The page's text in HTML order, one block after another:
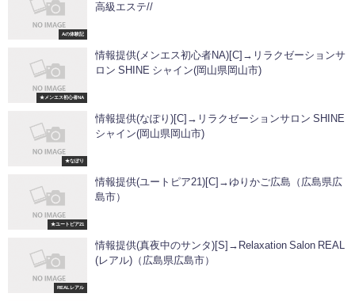
Aの体験記
高級エステ//
★メンエス初心者NA
情報提供(メンエス初心者NA)[C]→リラクゼーションサ
ロン SHINE シャイン(岡山県岡山市)
★なぽり
情報提供(なぽり)[C]→リラクゼーションサロン SHINE
シャイン(岡山県岡山市)
★ユートピア21
情報提供(ユートピア21)[C]→ゆりかご広島（広島県広
島市）
REALレアル
情報提供(真夜中のサンタ)[S]→Relaxation Salon REAL
(レアル)（広島県広島市）